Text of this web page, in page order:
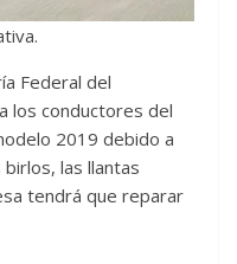
Federal del
los conductores del
2019 debido a
las llantas
tendrá que reparar